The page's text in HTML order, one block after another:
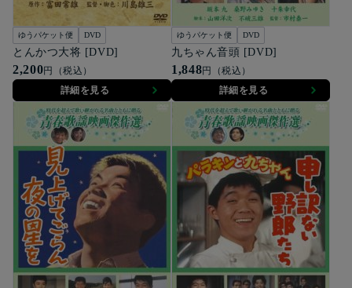
ゆうパケット便 DVD
とんかつ大将 [DVD]
2,200円（税込）
詳細を見る
ゆうパケット便 DVD
九ちゃん音頭 [DVD]
1,848円（税込）
詳細を見る